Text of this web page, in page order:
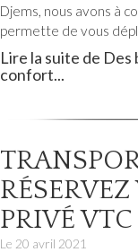
Djems, nous avons à
permette de vous
Lire la suite de Des
confort...
PRIVÉ
Le 20 avril 2021